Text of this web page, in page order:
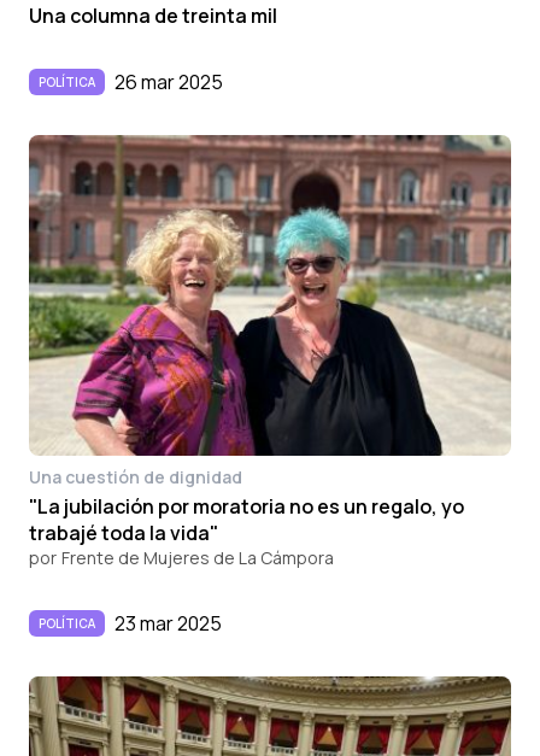
Una columna de treinta mil
POLÍTICA 26 mar 2025
Una cuestión de dignidad
"La jubilación por moratoria no es un regalo, yo
trabajé toda la vida"
por Frente de Mujeres de La Cámpora
POLÍTICA 23 mar 2025